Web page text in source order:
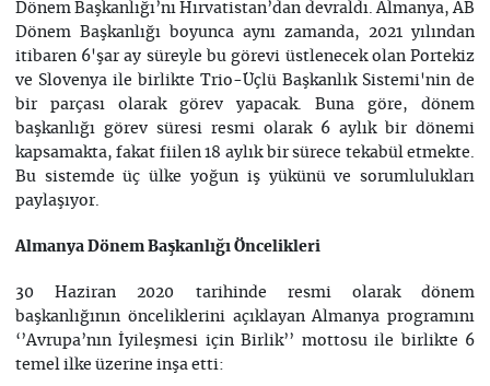
Dönem Başkanlığı’nı Hırvatistan’dan devraldı. Almanya, AB
Dönem Başkanlığı boyunca aynı zamanda, 2021 yılından
itibaren 6'şar ay süreyle bu görevi üstlenecek olan Portekiz
ve Slovenya ile birlikte Trio-Üçlü Başkanlık Sistemi'nin de
bir parçası olarak görev yapacak. Buna göre, dönem
başkanlığı görev süresi resmi olarak 6 aylık bir dönemi
kapsamakta, fakat fiilen 18 aylık bir sürece tekabül etmekte.
Bu sistemde üç ülke yoğun iş yükünü ve sorumlulukları
paylaşıyor.
Almanya Dönem Başkanlığı Öncelikleri
30 Haziran 2020 tarihinde resmi olarak dönem
başkanlığının önceliklerini açıklayan Almanya programını
‘’Avrupa’nın İyileşmesi için Birlik’’ mottosu ile birlikte 6
temel ilke üzerine inşa etti: